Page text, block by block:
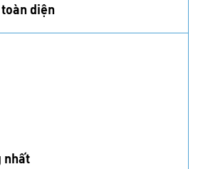
diện
đến linh kiện bu lông và ốc vít.
nhất